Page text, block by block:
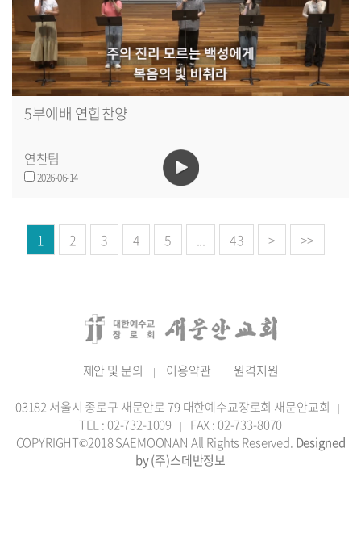
5부예배 연합찬양
연찬팀
2026-06-14
1 2 3 4 5 ... 43 > >>
제안 및 문의 | 이용약관 | 원격지원
03182 서울시 종로구 새문안로 79 대한예수교장로회 새문안교회 |
TEL : 02-732-1009 |
FAX : 02-733-8070
COPYRIGHT©2018 SAEMOONAN All Rights Reserved. Designed
by (주)스데반정보